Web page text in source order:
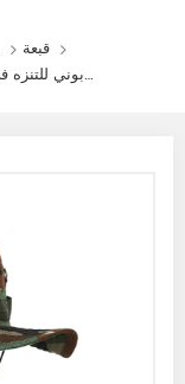
قبعة
قبعة بوني للتنزه في الهواء الطلق مموهة للجيش العسكري